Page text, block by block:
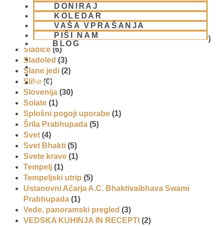
DONIRAJ
KOLEDAR
VAŠA VPRAŠANJA
PIŠI NAM
BLOG
01 431 21 24
Promocija in izobrazevanje
Reportaže (6)
SEMINARJI IN TEČAJ(5)
Skupina za podporo družinam in otrokom (CPT)(1)
Sladice (6)
Sladoled (3)
Slane jedi (2)
Slike (6)
Slovenija (30)
Solate (1)
Splošni pogoji uporabe (1)
Šrila Prabhupada (5)
Svet (4)
Svet Bhakti (5)
Svete krave (1)
Tempelj (1)
Tempeljski utrip (5)
Ustanovni Ačarja A.C. Bhaktivaibhava Swami
Prabhupada (1)
Vede, panoramski pregled (3)
VEDSKA KUHINJA IN RECEPTI (2)